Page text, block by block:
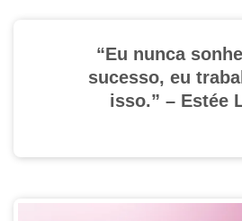
“Eu nunca
sucesso, eu
isso.” – Estée